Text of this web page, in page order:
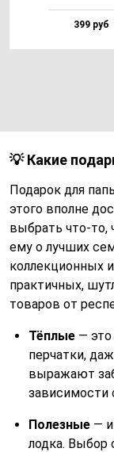
399 руб
💡 Какие
Подарок для
этого вполне
выбрать что-то,
ему о лучших
коллекционных
практичных,
товаров от
Тёплые —
перчатки,
выражают
зависимости
Полезные —
лодка. Выбор